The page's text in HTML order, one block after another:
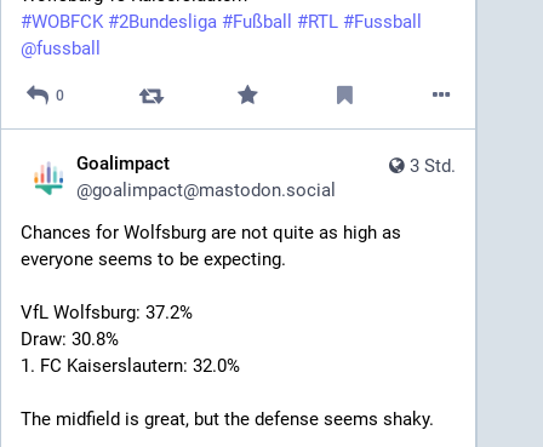
#WOBFCK #2Bundesliga #Fußball #RTL #Fussball
@fussball
0
3 Std.
Goalimpact
@goalimpact@mastodon.social
Chances for Wolfsburg are not quite as high as
everyone seems to be expecting.
VfL Wolfsburg: 37.2%
Draw: 30.8%
1. FC Kaiserslautern: 32.0%
The midfield is great, but the defense seems shaky.